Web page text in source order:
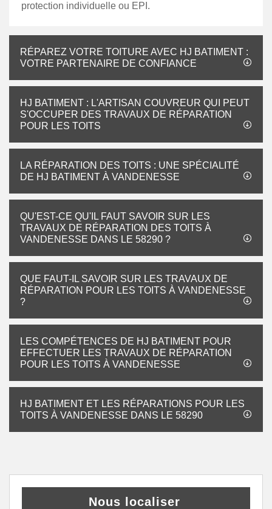
protection individuelle ou EPI.
RÉPAREZ VOTRE TOITURE AVEC HJ BATIMENT :
VOTRE PARTENAIRE DE CONFIANCE
HJ BATIMENT : L'ARTISAN COUVREUR QUI PEUT
S'OCCUPER DES TRAVAUX DE RÉPARATION
POUR LES TOITS
LA RÉPARATION DES TOITS : UNE SPÉCIALITÉ
DE HJ BATIMENT À VANDENESSE
QU'EST-CE QU'IL FAUT SAVOIR SUR LES
TRAVAUX DE RÉPARATION DES TOITS À
VANDENESSE DANS LE 58290 ?
QUE FAUT-IL SAVOIR SUR LES TRAVAUX DE
RÉPARATION POUR LES TOITS À VANDENESSE
?
LES COMPÉTENCES DE HJ BATIMENT POUR
EFFECTUER LES TRAVAUX DE RÉPARATION
POUR LES TOITS À VANDENESSE
HJ BATIMENT ET LES RÉPARATIONS POUR LES
TOITS À VANDENESSE DANS LE 58290
Nous localiser